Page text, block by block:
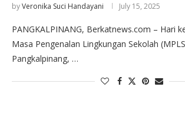
byVeronika Suci Handayani July 15, 2025
PANGKALPINANG, Berkatnews.com – Hari
Masa Pengenalan Lingkungan Sekolah
Pangkalpinang, …